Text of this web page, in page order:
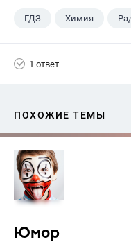
ГДЗ Химия
1 ответ
ПОХОЖИЕ ТЕМЫ
Юмор